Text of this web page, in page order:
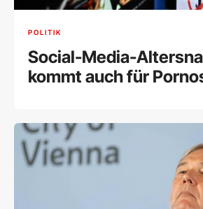
POLITIK
Social-Media-
kommt auch für